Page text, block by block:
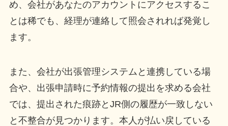
め、会社があなたのアカウントにアクセスするこ
とは稀でも、経理が連絡して照会されれば発覚し
ます。
また、会社が出張管理システムと連携している場
合や、出張申請時に予約情報の提出を求める会社
では、提出された痕跡とJR側の履歴が一致しない
と不整合が見つかります。本人が払い戻している